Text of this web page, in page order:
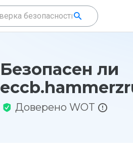
Безопасен ли
Доверено WOT